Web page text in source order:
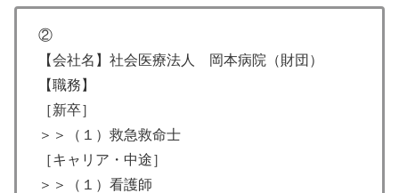
②
【会社名】社会医療法人 岡本病院（財団）
【職務】
［新卒］
＞＞（１）救急救命士
［キャリア・中途］
＞＞（１）看護師